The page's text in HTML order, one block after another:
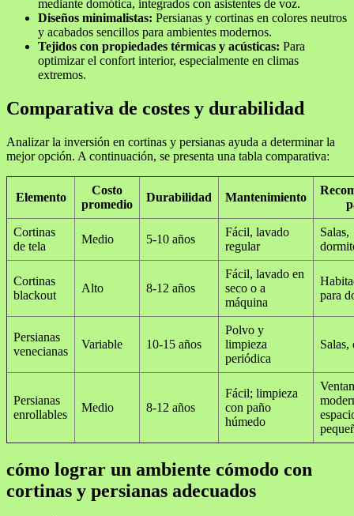
mediante domótica, integrados con asistentes de voz.
Diseños minimalistas: Persianas y cortinas en colores neutros
y acabados sencillos para ambientes modernos.
Tejidos con propiedades térmicas y acústicas: Para
optimizar el confort interior, especialmente en climas
extremos.
Comparativa de costes y durabilidad
Analizar la inversión en cortinas y persianas ayuda a determinar la
mejor opción. A continuación, se presenta una tabla comparativa:
Elemento
Costo
promedio
Durabilidad Mantenimiento
Cortinas
de tela
Medio 5-10 años
Fácil, lavado
regular
Salas,
Cortinas
blackout
Alto 8-12 años
Fácil, lavado en
seco o a
máquina
para
Persianas
venecianas
Variable 10-15 años
Polvo y
limpieza
periódica
Salas,
Persianas
enrollables
Medio 8-12 años
Fácil; limpieza
con paño
húmedo
cómo lograr un ambiente cómodo con
cortinas y persianas adecuados